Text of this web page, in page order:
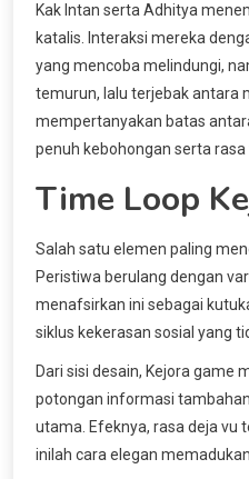
Kak Intan serta Adhitya
katalis. Interaksi mereka
yang mencoba melindungi,
temurun, lalu terjebak antara
mempertanyakan batas
penuh kebohongan serta rasa
Time Loop
Salah satu elemen paling
Peristiwa berulang dengan
menafsirkan ini sebagai
siklus kekerasan sosial yang
Dari sisi desain, Kejora
potongan informasi
utama. Efeknya, rasa deja vu
inilah cara elegan